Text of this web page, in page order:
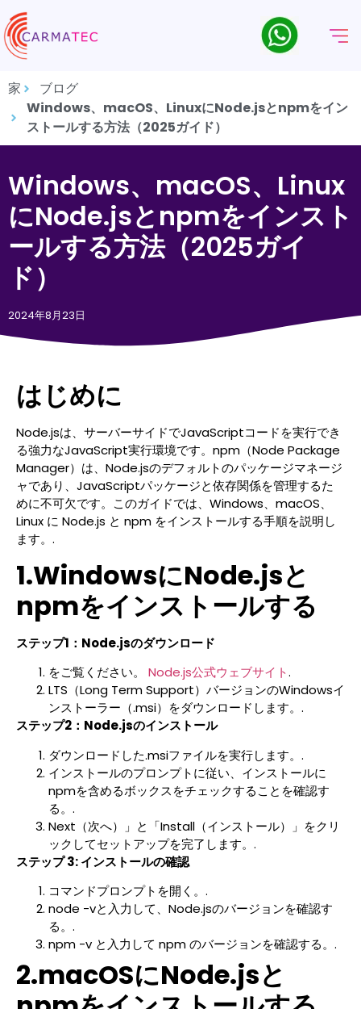
家
ブログ
Windows、macOS、LinuxにNode.jsとnpmをイン
ストールする方法（2025ガイド）
Windows、macOS、Linux
にNode.jsとnpmをインスト
ールする方法（2025ガイ
ド）
2024年8月23日
はじめに
Node.jsは、サーバーサイドでJavaScriptコードを実行でき
る強力なJavaScript実行環境です。npm（Node Package
Manager）は、Node.jsのデフォルトのパッケージマネージ
ャであり、JavaScriptパッケージと依存関係を管理するた
めに不可欠です。このガイドでは、Windows、macOS、
Linux に Node.js と npm をインストールする手順を説明し
ます。.
1.WindowsにNode.jsと
npmをインストールする
ステップ1：Node.jsのダウンロード
をご覧ください。
Node.js公式ウェブサイト.
LTS（Long Term Support）バージョンのWindowsイ
ンストーラー（.msi）をダウンロードします。.
ステップ2：Node.jsのインストール
ダウンロードした.msiファイルを実行します。.
インストールのプロンプトに従い、インストールに
npmを含めるボックスをチェックすることを確認す
る。.
Next（次へ）」と「Install（インストール）」をクリ
ックしてセットアップを完了します。.
ステップ 3: インストールの確認
コマンドプロンプトを開く。.
node -vと入力して、Node.jsのバージョンを確認す
る。.
npm -v と入力して npm のバージョンを確認する。.
2.macOSにNode.jsと